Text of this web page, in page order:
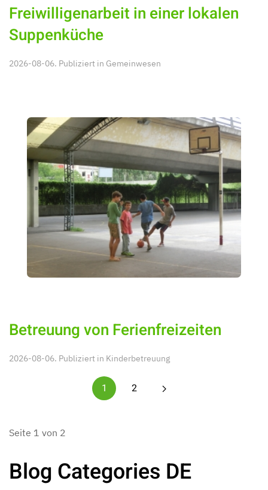
Freiwilligenarbeit in einer lokalen
Suppenküche
2026-08-06. Publiziert in Gemeinwesen
Betreuung von Ferienfreizeiten
2026-08-06. Publiziert in Kinderbetreuung
1 2
Seite 1 von 2
Blog Categories DE